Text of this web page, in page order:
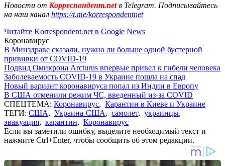
Новости от Корреспондент.netв Telegram. Подписывайтесь
на наш канал https://t.me/korrespondentnet
Читайте Korrespondent.net в Google News
Коронавирус
В Минздраве сказали, нужно ли больше одной бустерной
прививки от COVID-19
Подвид Омикрона Arcturus впервые привел к гибели человека
Заболеваемость COVID-19 в Украине пошла на спад
Новый вариант коронавируса попал из Индии в Европу
В США отменили режим ЧС, введенный из-за COVID
СПЕЦТЕМА: Коронавирус, Карантин в Киеве и Украине
ТЕГИ: США, Украина-США, самолет, украинцы,
эвакуация, карантин, Коронавирус
Если вы заметили ошибку, выделите необходимый текст и
нажмите Ctrl+Enter, чтобы сообщить об этом редакции.